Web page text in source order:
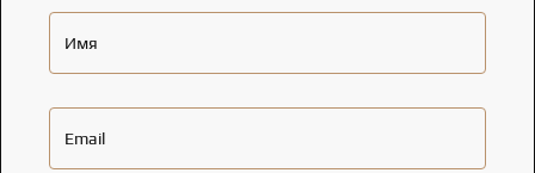
Имя
Email